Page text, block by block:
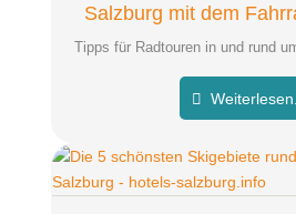
Salzburg mit dem
Tipps für Radtouren in und rund